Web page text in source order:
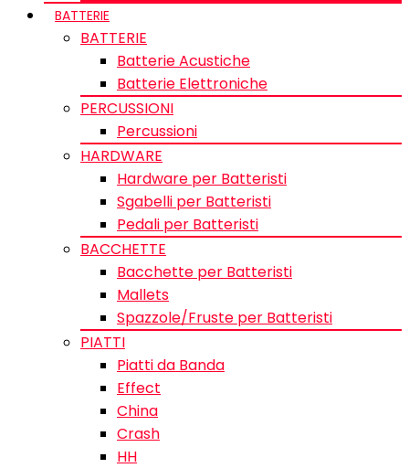
BATTERIE
BATTERIE
Batterie Acustiche
Batterie Elettroniche
PERCUSSIONI
Percussioni
HARDWARE
Hardware per Batteristi
Sgabelli per Batteristi
Pedali per Batteristi
BACCHETTE
Bacchette per Batteristi
Mallets
Spazzole/Fruste per Batteristi
PIATTI
Piatti da Banda
Effect
China
Crash
HH